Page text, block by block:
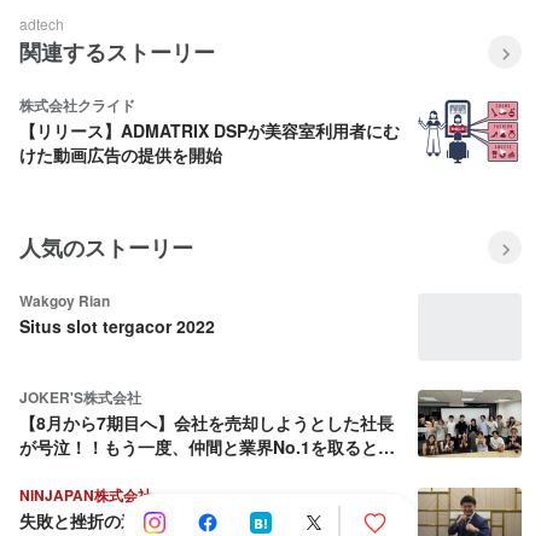
adtech
関連するストーリー
株式会社クライド
【リリース】ADMATRIX DSPが美容室利用者にむ
けた動画広告の提供を開始
人気のストーリー
Wakgoy Rian
Situs slot tergacor 2022
JOKER'S株式会社
【8月から7期目へ】会社を売却しようとした社長
が号泣！！もう一度、仲間と業界No.1を取ると決
NINJAPAN株式会社
失敗と挫折の連続から這い上がり続ける壮絶な人